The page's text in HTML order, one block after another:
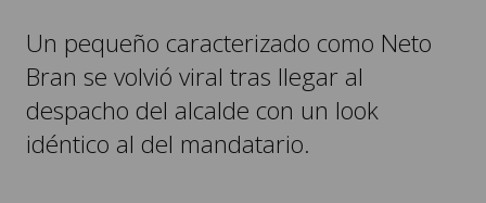
Un pequeño caracterizado como Neto
Bran se volvió viral tras llegar al
despacho del alcalde con un look
idéntico al del mandatario.